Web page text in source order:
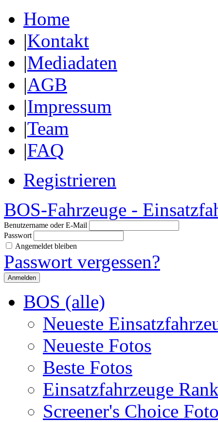
Home
|Kontakt
|Mediadaten
|AGB
|Impressum
|Team
|FAQ
Registrieren
BOS-Fahrzeuge -
Benutzername oder E-Mail
Passwort
Angemeldet bleiben
Passwort vergessen?
BOS (alle)
Neueste
Neueste Fotos
Beste Fotos
Einsatzfahrzeuge
Screener's Choice